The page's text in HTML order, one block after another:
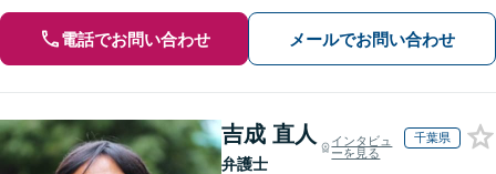
電話でお問い合わせ メールでお問い合わせ
吉成 直人
弁護士
インタビュ
ーを見る
千葉県